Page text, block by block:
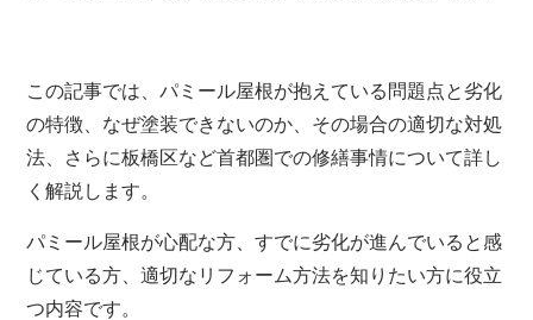
この記事では、パミール屋根が抱えている問題点と劣化
の特徴、なぜ塗装できないのか、その場合の適切な対処
法、さらに板橋区など首都圏での修繕事情について詳し
く解説します。
パミール屋根が心配な方、すでに劣化が進んでいると感
じている方、適切なリフォーム方法を知りたい方に役立
つ内容です。